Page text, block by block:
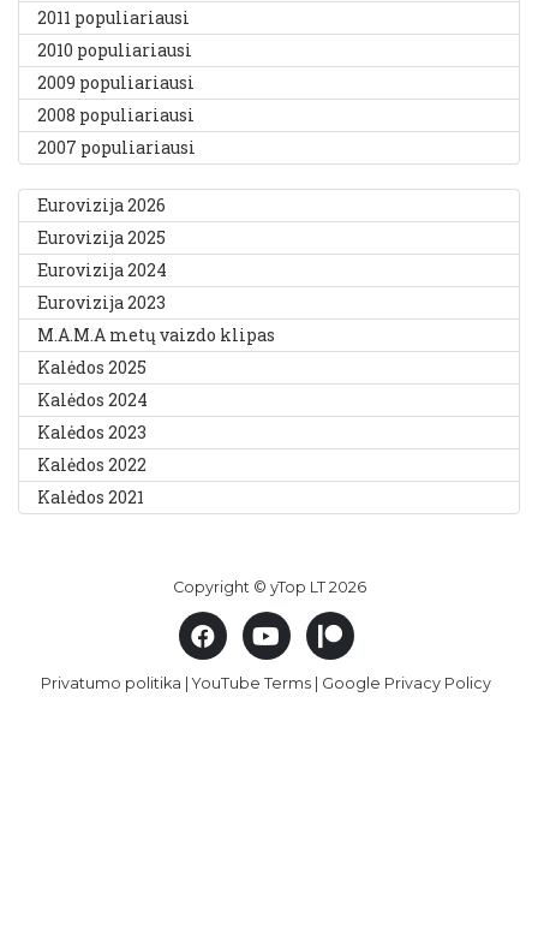
2011 populiariausi
2010 populiariausi
2009 populiariausi
2008 populiariausi
2007 populiariausi
Eurovizija 2026
Eurovizija 2025
Eurovizija 2024
Eurovizija 2023
M.A.M.A metų vaizdo klipas
Kalėdos 2025
Kalėdos 2024
Kalėdos 2023
Kalėdos 2022
Kalėdos 2021
Copyright © yTop LT 2026
Privatumo politika |YouTube Terms Google Privacy Policy